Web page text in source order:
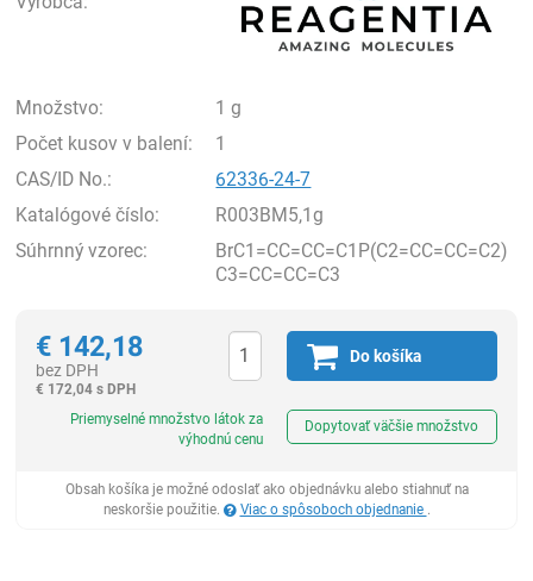
Množstvo:
1 g
Počet kusov v balení:
1
CAS/ID No.:
62336-24-7
Katalógové číslo:
R003BM5,1g
Súhrnný vzorec:
BrC1=CC=CC=C1P(C2=CC=CC=C2)
C3=CC=CC=C3
€ 142,18
bez DPH
€ 172,04 s DPH
Do košíka
Priemyselné množstvo látok za
výhodnú cenu
Dopytovať väčšie množstvo
Obsah košíka je možné odoslať ako objednávku alebo stiahnuť na
neskoršie použitie.
Viac o spôsoboch objednanie .